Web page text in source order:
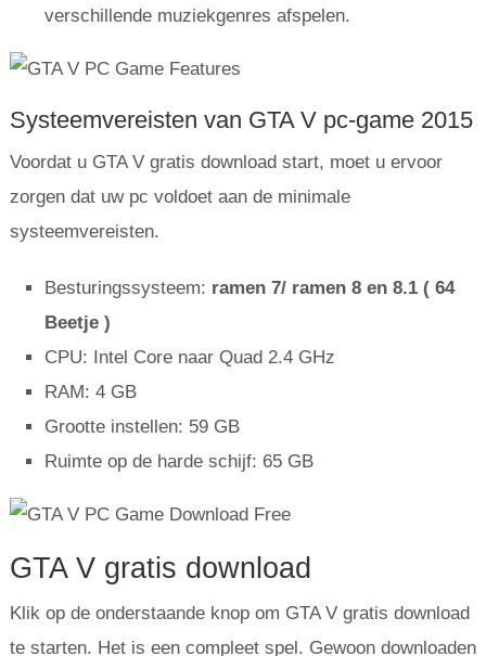
verschillende muziekgenres afspelen.
Systeemvereisten van GTA V pc-game 2015
Voordat u GTA V gratis download start, moet u ervoor
zorgen dat uw pc voldoet aan de minimale
systeemvereisten.
Besturingssysteem: ramen 7/ ramen 8 en 8.1 ( 64
Beetje )
CPU: Intel Core naar Quad 2.4 GHz
RAM: 4 GB
Grootte instellen: 59 GB
Ruimte op de harde schijf: 65 GB
GTA V gratis download
Klik op de onderstaande knop om GTA V gratis download
te starten. Het is een compleet spel. Gewoon downloaden